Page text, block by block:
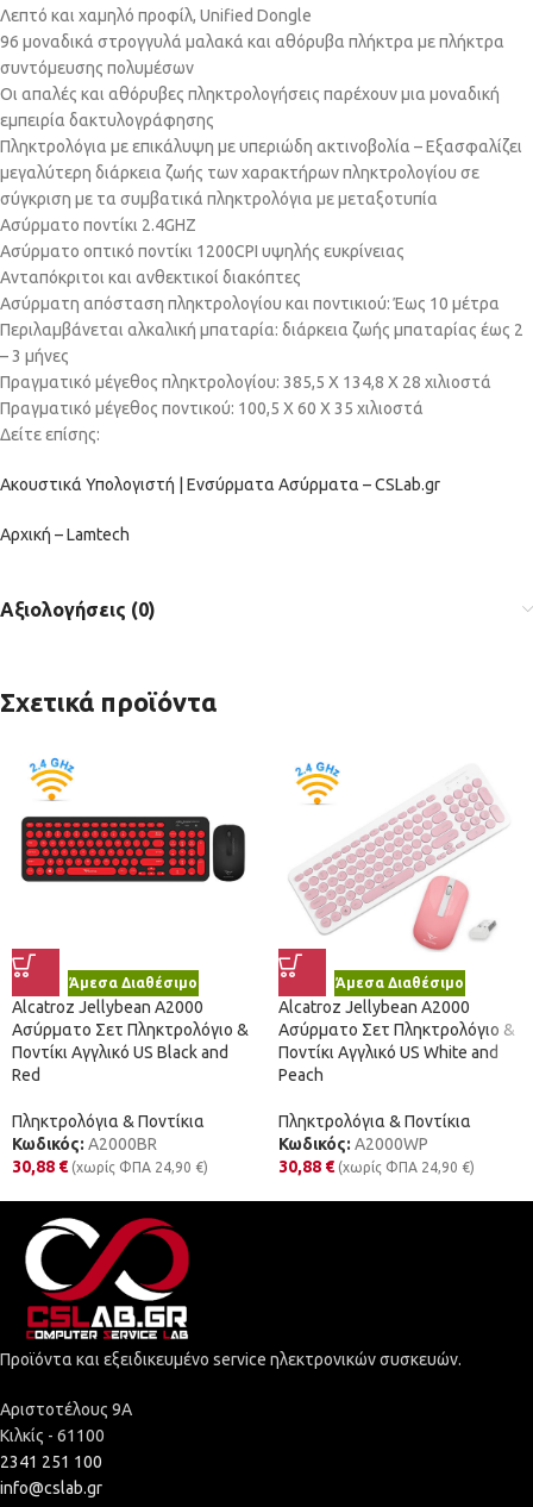
Λεπτό και χαμηλό προφίλ, Unified Dongle
96 μοναδικά στρογγυλά μαλακά και αθόρυβα πλήκτρα με πλήκτρα
συντόμευσης πολυμέσων
Οι απαλές και αθόρυβες πληκτρολογήσεις παρέχουν μια μοναδική
εμπειρία δακτυλογράφησης
Πληκτρολόγια με επικάλυψη με υπεριώδη ακτινοβολία – Εξασφαλίζει
μεγαλύτερη διάρκεια ζωής των χαρακτήρων πληκτρολογίου σε
σύγκριση με τα συμβατικά πληκτρολόγια με μεταξοτυπία
Ασύρματο ποντίκι 2.4GHZ
Ασύρματο οπτικό ποντίκι 1200CPI υψηλής ευκρίνειας
Ανταπόκριτοι και ανθεκτικοί διακόπτες
Ασύρματη απόσταση πληκτρολογίου και ποντικιού: Έως 10 μέτρα
Περιλαμβάνεται αλκαλική μπαταρία: διάρκεια ζωής μπαταρίας έως 2
– 3 μήνες
Πραγματικό μέγεθος πληκτρολογίου: 385,5 X 134,8 Χ 28 χιλιοστά
Πραγματικό μέγεθος ποντικού: 100,5 Χ 60 Χ 35 χιλιοστά
Δείτε επίσης:
Ακουστικά Υπολογιστή | Ενσύρματα Ασύρματα – CSLab.gr
Αρχική – Lamtech
Αξιολογήσεις (0)
Σχετικά προϊόντα
Άμεσα Διαθέσιμο
Alcatroz Jellybean A2000
Ασύρματο Σετ Πληκτρολόγιο &
Ποντίκι Αγγλικό US Black and
Red
Πληκτρολόγια & Ποντίκια
Κωδικός: A2000BR
30,88 € (χωρίς ΦΠΑ 24,90 €)
Άμεσα Διαθέσιμο
Alcatroz Jellybean A2000
Ασύρματο Σετ Πληκτρολόγιο &
Ποντίκι Αγγλικό US White and
Peach
Πληκτρολόγια & Ποντίκια
Κωδικός: A2000WP
30,88 € (χωρίς ΦΠΑ 24,90 €)
Προϊόντα και εξειδικευμένο service ηλεκτρονικών συσκευών.
Αριστοτέλους 9Α
Κιλκίς - 61100
2341 251 100
info@cslab.gr